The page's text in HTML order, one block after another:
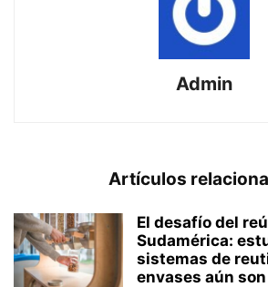
Admin
Artículos
El desafío del
Sudamérica:
sistemas de
envases aún